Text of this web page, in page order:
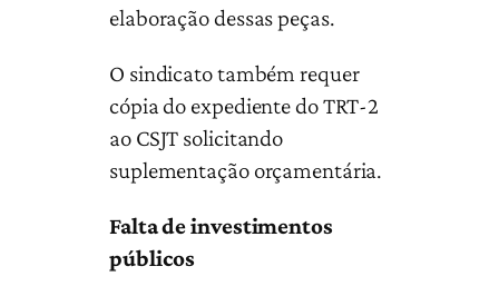
elaboração dessas peças.
O sindicato também requer
cópia do expediente do TRT-2
ao CSJT solicitando
suplementação orçamentária.
Falta de investimentos
públicos